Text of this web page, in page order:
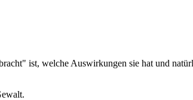
ist, welche Auswirkungen sie hat und